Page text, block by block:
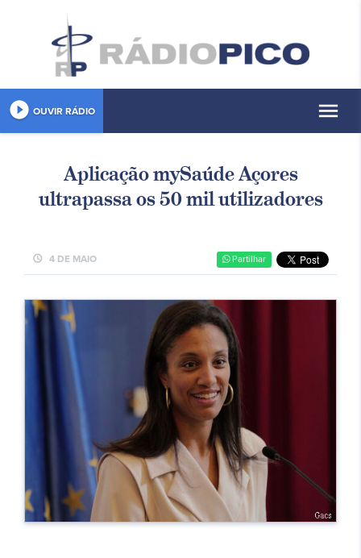
play_circle_filled OUVIR RÁDIO menu
Aplicação mySaúde Açores
ultrapassa os 50 mil utilizadores
schedule 4 DE MAIO Partilhar